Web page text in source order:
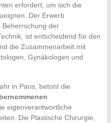
erfordert, um sich die
Der Erwerb
Beherrschung der
ist entscheidend für den
die Zusammenarbeit mit
Gynäkologen und
in Paris, betont die
eigenverantwortliche
Die Plastische Chirurgie,